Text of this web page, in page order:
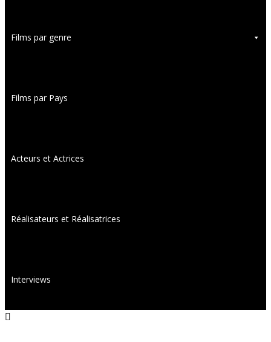
Films par genre
Films par Pays
Acteurs et Actrices
Réalisateurs et Réalisatrices
Interviews